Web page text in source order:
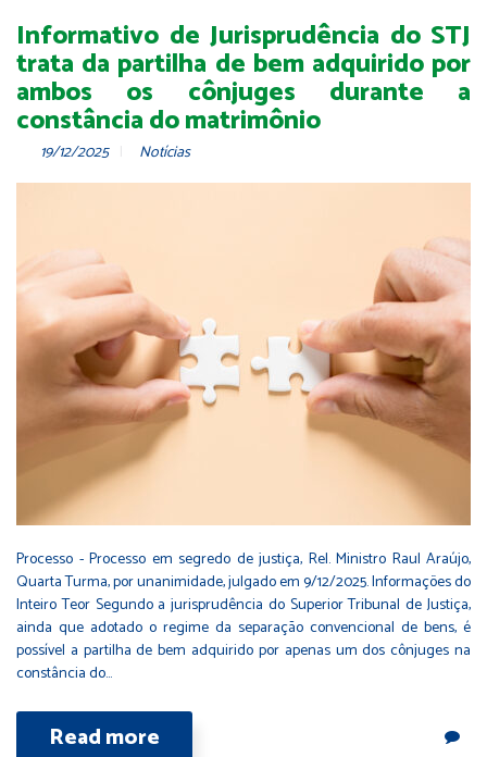
Informativo de Jurisprudência do STJ
trata da partilha de bem adquirido por
ambos os cônjuges durante a
constância do matrimônio
19/12/2025 Notícias
Processo - Processo em segredo de justiça, Rel. Ministro Raul Araújo,
Quarta Turma, por unanimidade, julgado em 9/12/2025. Informações do
Inteiro Teor Segundo a jurisprudência do Superior Tribunal de Justiça,
ainda que adotado o regime da separação convencional de bens, é
possível a partilha de bem adquirido por apenas um dos cônjuges na
constância do…
Read more